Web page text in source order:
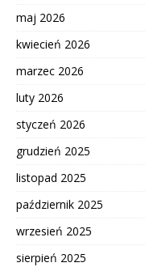
maj 2026
kwiecień 2026
marzec 2026
luty 2026
styczeń 2026
grudzień 2025
listopad 2025
październik 2025
wrzesień 2025
sierpień 2025